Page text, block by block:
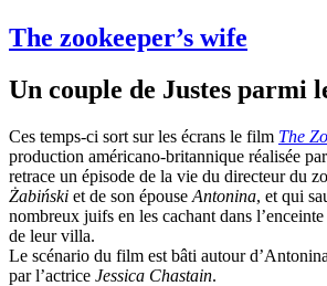
The zookeeper’s wife
Un couple de Justes parmi
Ces temps-ci sort sur les écrans le film The
production américano-britannique réalisée par
retrace un épisode de la vie du directeur du
Żabiński et de son épouse Antonina, et qui
nombreux juifs en les cachant dans
de leur villa.
Le scénario du film est bâti autour
par l’actrice Jessica Chastain.